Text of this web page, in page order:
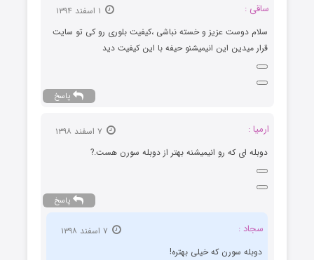
ساقی :
سلام دوست عزیز و خسته نباشی ،کیفیت بلوری رو کی تو سایت
قرار میدین این انیمیشنو حیفه با این کیفیت دید
پاسخ
ارمیا :
دوبله ای که رو انیمیشنه بهتر از دوبله سورن هست.?
پاسخ
سجاد :
دوبله سورن که خیلی بهتره!